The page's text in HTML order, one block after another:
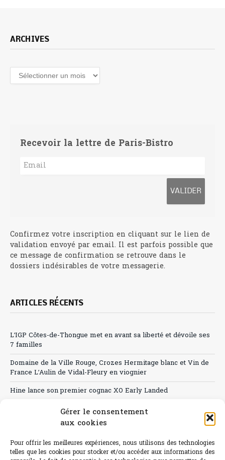
Gérer le consentement
aux cookies
Pour offrir les meilleures expériences, nous utilisons des technologies
telles que les cookies pour stocker et/ou accéder aux informations des
ARCHIVES
Archives
Recevoir la lettre de Paris-Bistro
Confirmez votre inscription en cliquant sur le lien de
validation envoyé par email. Il est parfois possible que
ce message de confirmation se retrouve dans le
dossiers indésirables de votre messagerie.
ARTICLES RÉCENTS
L’IGP Côtes-de-Thongue met en avant sa liberté et dévoile ses
7 familles
Domaine de la Ville Rouge, Crozes Hermitage blanc et Vin de
France L’Aulin de Vidal-Fleury en viognier
Hine lance son premier cognac XO Early Landed
Canicule : A quand le CHR à « l’heure espagnole » ?
Sélection de rosés 2026